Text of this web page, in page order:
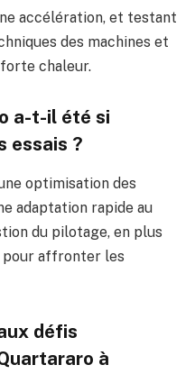
accélération, et testant
des machines et
forte chaleur.
a-t-il été si
essais ?
optimisation des
adaptation rapide au
du pilotage, en plus
pour affronter les
défis
à